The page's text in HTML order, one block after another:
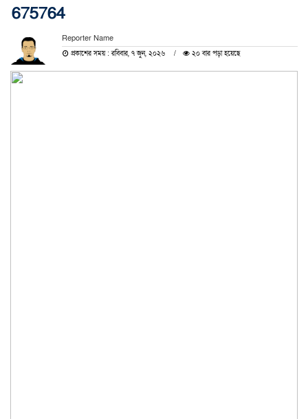
675764
Reporter Name
প্রকাশের সময় : রবিবার, ৭ জুন, ২০২৬ ২০ বার পড়া হয়েছে